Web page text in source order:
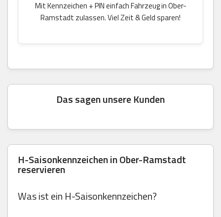
Mit Kennzeichen + PIN einfach Fahrzeug in Ober-
Ramstadt zulassen. Viel Zeit & Geld sparen!
Das sagen unsere Kunden
H-Saisonkennzeichen in Ober-Ramstadt
reservieren
Was ist ein H-Saisonkennzeichen?